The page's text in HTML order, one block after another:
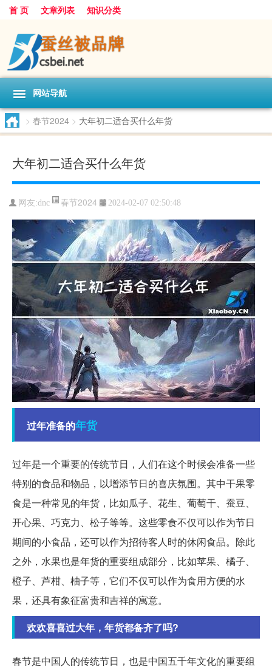
首 页 文章列表 知识分类
网站导航
> 春节2024 > 大年初二适合买什么年货
大年初二适合买什么年货
网友:dnc 春节2024 2024-02-07 02:50:48
过年准备的年货
过年是一个重要的传统节日，人们在这个时候会准备一些
特别的食品和物品，以增添节日的喜庆氛围。其中干果零
食是一种常见的年货，比如瓜子、花生、葡萄干、蚕豆、
开心果、巧克力、松子等等。这些零食不仅可以作为节日
期间的小食品，还可以作为招待客人时的休闲食品。除此
之外，水果也是年货的重要组成部分，比如苹果、橘子、
橙子、芦柑、柚子等，它们不仅可以作为食用方便的水
果，还具有象征富贵和吉祥的寓意。
欢欢喜喜过大年，年货都备齐了吗?
春节是中国人的传统节日，也是中国五千年文化的重要组